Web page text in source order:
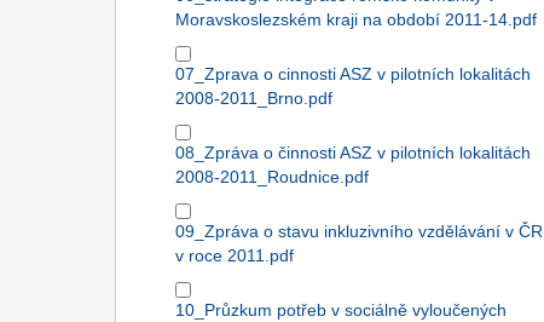
Moravskoslezském kraji na období 2011-14.pdf
07_Zprava o cinnosti ASZ v pilotních lokalitách
2008-2011_Brno.pdf
08_Zpráva o činnosti ASZ v pilotních lokalitách
2008-2011_Roudnice.pdf
09_Zpráva o stavu inkluzivního vzdělávání v ČR
v roce 2011.pdf
10_Průzkum potřeb v sociálně vyloučených